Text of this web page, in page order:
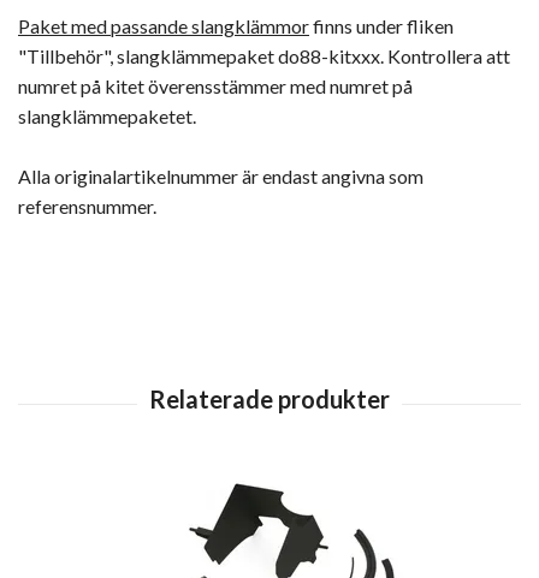
Paket med passande slangklämmorfinns under fliken
"Tillbehör", slangklämmepaket do88-kitxxx. Kontrollera att
numret på kitet överensstämmer med numret på
slangklämmepaketet.
Alla originalartikelnummer är endast angivna som
referensnummer.